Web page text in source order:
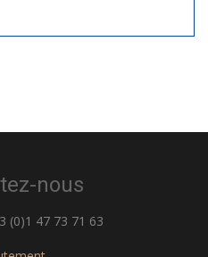
nous
(0)1 47 73 71 63